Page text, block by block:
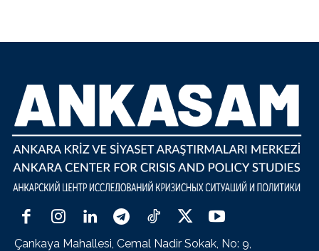
Çankaya Mahallesi, Cemal Nadir Sokak, No: 9,